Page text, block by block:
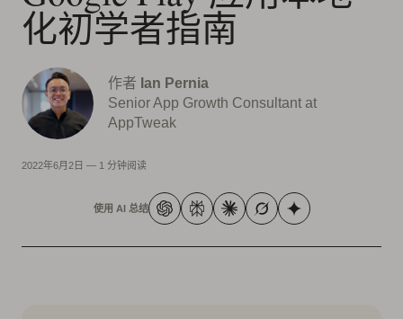
化初学者指南
作者 Ian Pernia
Senior App Growth Consultant at
AppTweak
2022年6月2日 — 1 分钟阅读
使用 AI 总结